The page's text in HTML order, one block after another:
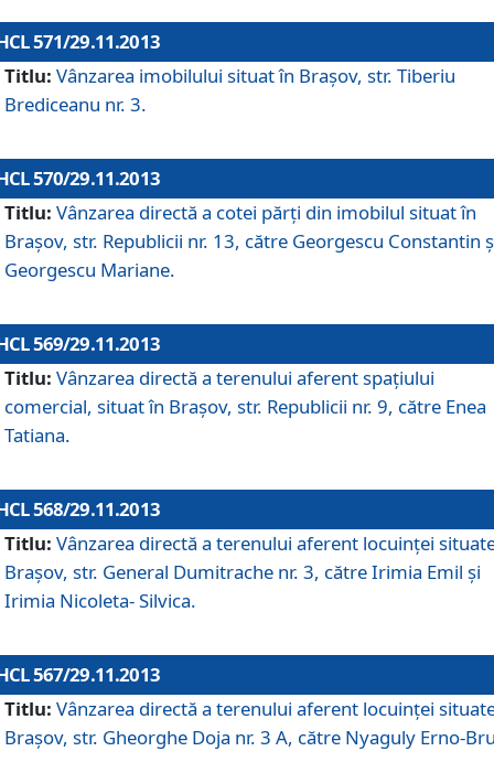
571/29.11.2013
Titlu: Vânzarea imobilului situat în Braşov, str. Tiberiu
Brediceanu nr. 3.
570/29.11.2013
Titlu: Vânzarea directă a cotei părţi din imobilul situat în
Braşov, str. Republicii nr. 13, către Georgescu Constantin
Georgescu Mariane.
569/29.11.2013
Titlu: Vânzarea directă a terenului aferent spaţiului
comercial, situat în Braşov, str. Republicii nr. 9, către Enea
Tatiana.
568/29.11.2013
Titlu: Vânzarea directă a terenului aferent locuinţei
Braşov, str. General Dumitrache nr. 3, către Irimia Emil şi
Irimia Nicoleta- Silvica.
567/29.11.2013
Titlu: Vânzarea directă a terenului aferent locuinţei
Braşov, str. Gheorghe Doja nr. 3 A, către Nyaguly Erno-